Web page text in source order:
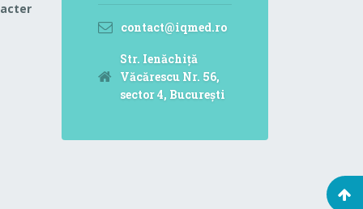
contact@iqmed.ro
Str. Ienăchiță
Văcărescu Nr. 56,
sector 4, București